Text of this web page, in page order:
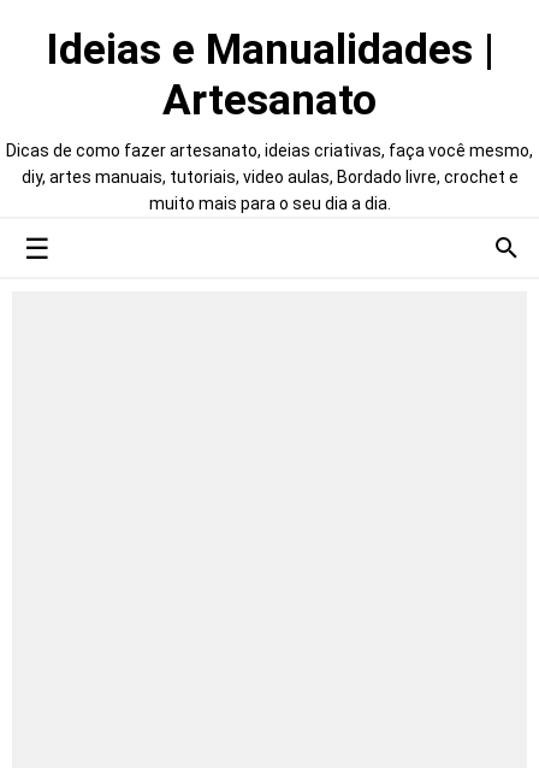
Ideias e Manualidades |
Artesanato
Dicas de como fazer artesanato, ideias criativas, faça você mesmo,
diy, artes manuais, tutoriais, video aulas, Bordado livre, crochet e
muito mais para o seu dia a dia.